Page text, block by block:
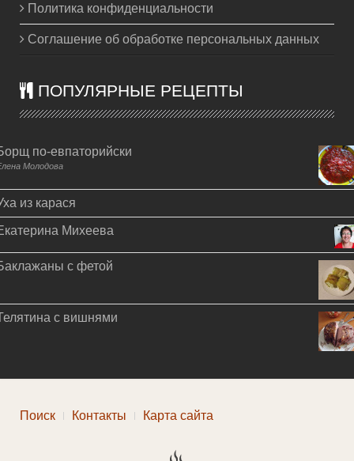
Политика конфиденциальности
Соглашение об обработке персональных данных
ПОПУЛЯРНЫЕ РЕЦЕПТЫ
по-евпаторийски
Молодова
из карася
Михеева
с фетой
с вишнями
Поиск Контакты Карта сайта